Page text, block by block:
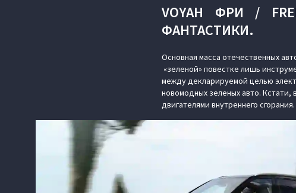
VOYAH ФРИ /
ФАНТАСТИКИ.
Основная масса отечественных
«зеленой» повестке лишь
между декларируемой целью
новомодных зеленых авто.
двигателями внутреннего сгорания.